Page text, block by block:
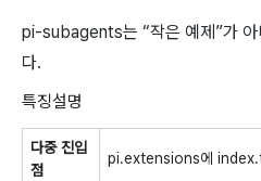
pi-subagents는 “작은 예제”가 아
다.
특징설명
다중 진입
점
pi.extensions에